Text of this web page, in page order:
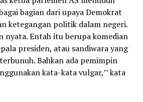
bagian dari upaya Demokrat
ketegangan politik dalam negeri.
nyata. Entah itu berupa komedian
presiden, atau sandiwara yang
Bahkan ada pemimpin
kata-kata vulgar,’’ kata